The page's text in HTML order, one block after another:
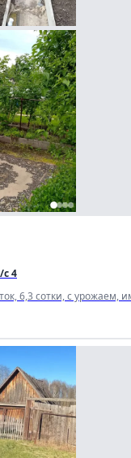
4
6,3 сотки, с урожаем,